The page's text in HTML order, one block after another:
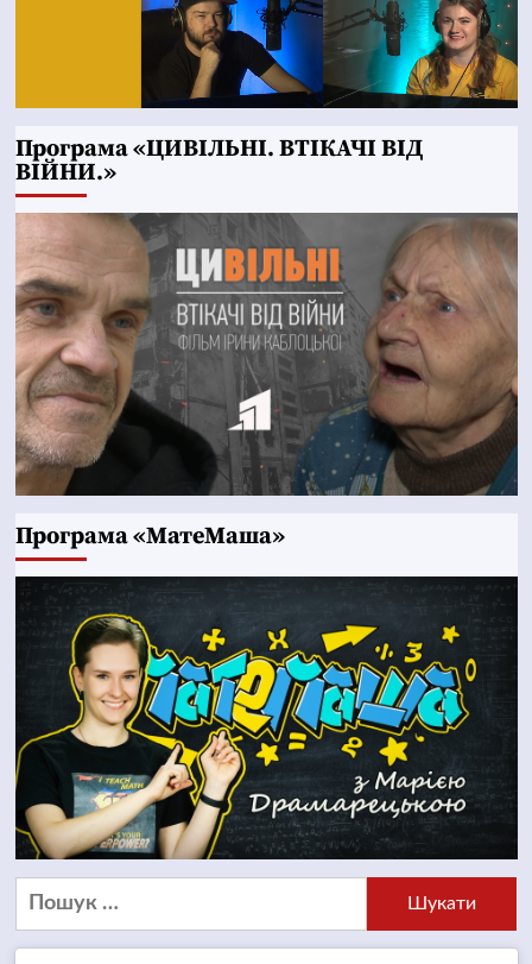
Програма «ЦИВІЛЬНІ. ВТІКАЧІ ВІД
ВІЙНИ.»
Програма «МатеМаша»
Пошук: